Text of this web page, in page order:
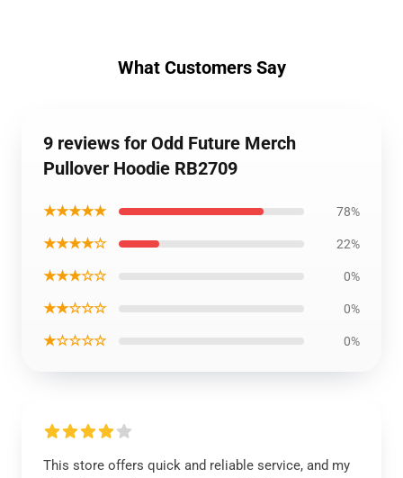
What Customers Say
9 reviews for Odd Future Merch
Pullover Hoodie RB2709
★★★★★ 78%
★★★★☆ 22%
★★★☆☆ 0%
★★☆☆☆ 0%
★☆☆☆☆ 0%
This store offers quick and reliable service, and my